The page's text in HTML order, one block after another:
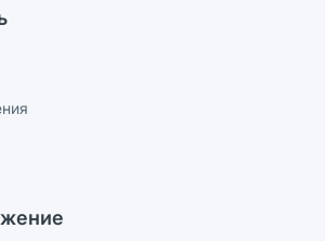
соглашение